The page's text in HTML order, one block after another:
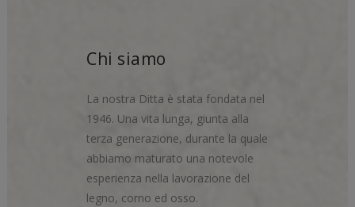
Chi siamo
La nostra Ditta è stata fondata nel
1946. Una vita lunga, giunta alla
terza generazione, durante la quale
abbiamo maturato una notevole
esperienza nella lavorazione del
legno, corno ed osso.